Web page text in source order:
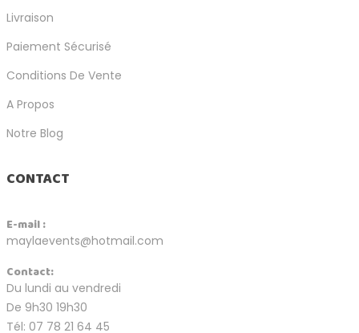
Livraison
Paiement Sécurisé
Conditions De Vente
A Propos
Notre Blog
CONTACT
E-mail :
maylaevents@hotmail.com
Contact:
Du lundi au vendredi
De 9h30 19h30
Tél: 07 78 21 64 45